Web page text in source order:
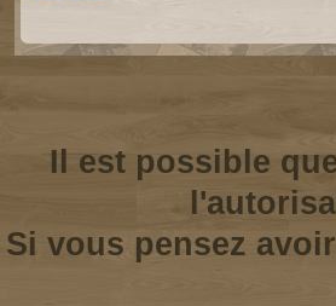
Il est possible
Si vous pensez